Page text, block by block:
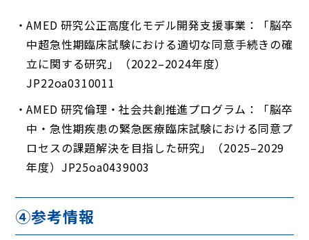
AMED 研究公正高度化モデル開発支援事業：「脳卒
中超急性期臨床試験における適切な同意手続きの確
立に関する研究」（2022–2024年度）
JP22oa0310011
AMED 研究倫理・社会共創推進プログラム：「脳卒
中・急性期疾患の緊急医療臨床試験における同意プ
ロセスの課題解決を目指した研究」（2025–2029
年度）JP25oa0439003
④参考情報